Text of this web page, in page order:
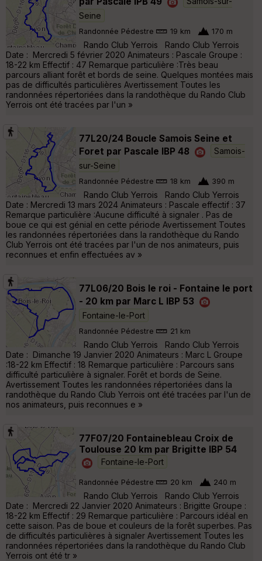
Seine
Randonnée Pédestre 19 km 170 m
Rando Club Yerrois Rando Club Yerrois
Date : Mercredi 5 février 2020 Animateurs : Pascale Groupe :
18-22 km Effectif : 47 Remarque particulière :Très beau
parcours alliant forêt et bords de seine. Quelques montées mais
pas de difficultés particulières Avertissement Toutes les
randonnées répertoriées dans la randothèque du Rando Club
Yerrois ont été tracées par l'un »
77L20/24 Boucle Samois Seine et
Foret par Pascale IBP 48
Samois-
sur-Seine
Randonnée Pédestre 18 km 390 m
Rando Club Yerrois Rando Club Yerrois
Date : Mercredi 13 mars 2024 Animateurs : Pascale effectif : 37
Remarque particulière :Aucune difficulté à signaler . Pas de
boue ce qui est génial en cette période Avertissement Toutes
les randonnées répertoriées dans la randothèque du Rando
Club Yerrois ont été tracées par l'un de nos animateurs, puis
reconnues et enfin effectuées av »
77L06/20 Bois le roi - Fontaine le port
- 20 km par Marc L IBP 53
Fontaine-le-Port
Randonnée Pédestre 21 km
Rando Club Yerrois Rando Club Yerrois
Date : Dimanche 19 Janvier 2020 Animateurs : Marc L Groupe
:18-22 km Effectif : 18 Remarque particulière : Parcours sans
difficulté particulière à signaler. Forêt et bords de Seine.
Avertissement Toutes les randonnées répertoriées dans la
randothèque du Rando Club Yerrois ont été tracées par l'un de
nos animateurs, puis reconnues e »
77F07/20 Fontainebleau Croix de
Toulouse 20 km par Brigitte IBP 54
Fontaine-le-Port
Randonnée Pédestre 20 km 240 m
Rando Club Yerrois Rando Club Yerrois
Date : Mercredi 22 Janvier 2020 Animateurs : Brigitte Groupe :
18-22 km Effectif : 29 Remarque particulière : Parcours idéal en
cette saison. Pas de boue et couleurs de la forêt superbes. Pas
de difficultés particulières à signaler Avertissement Toutes les
randonnées répertoriées dans la randothèque du Rando Club
Yerrois ont été tr »